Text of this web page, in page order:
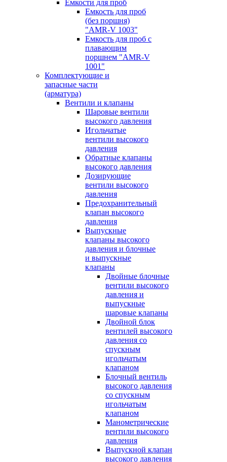
Емкости для проб
Емкость для проб
(без поршня)
"AMR-V 1003"
Емкость для проб с
плавающим
поршнем "AMR-V
1001"
Комплектующие и
запасные части
(арматура)
Вентили и клапаны
Шаровые вентили
высокого давления
Игольчатые
вентили высокого
давления
Обратные клапаны
высокого давления
Дозирующие
вентили высокого
давления
Предохранительный
клапан высокого
давления
Выпускные
клапаны высокого
давления и блочные
и выпускные
клапаны
Двойные блочные
вентили высокого
давления и
выпускные
шаровые клапаны
Двойной блок
вентилей высокого
давления со
спускным
игольчатым
клапаном
Блочный вентиль
высокого давления
со спускным
игольчатым
клапаном
Манометрические
вентили высокого
давления
Выпускной клапан
высокого давления